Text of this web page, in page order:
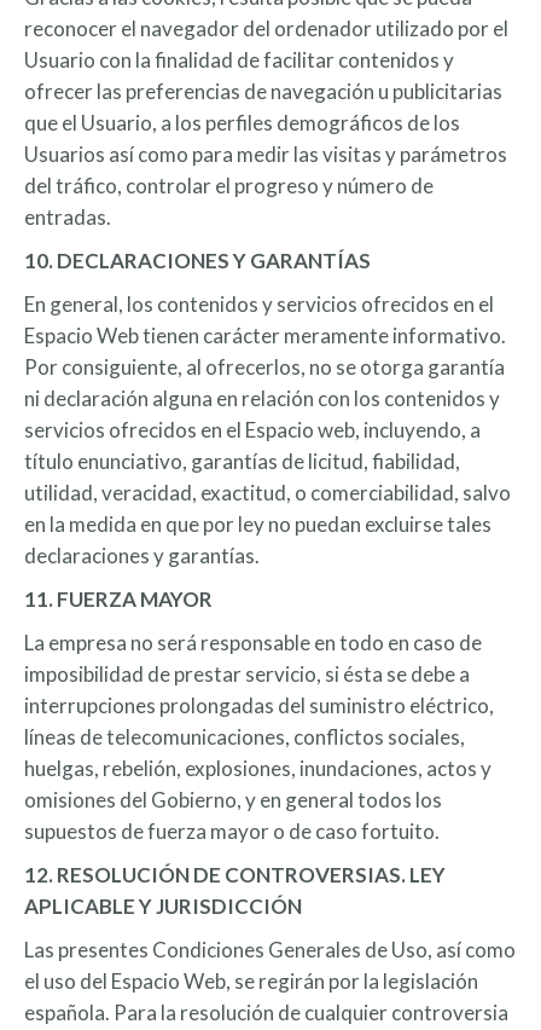
reconocer el navegador del ordenador utilizado por el
Usuario con la finalidad de facilitar contenidos y
ofrecer las preferencias de navegación u publicitarias
que el Usuario, a los perfiles demográficos de los
Usuarios así como para medir las visitas y parámetros
del tráfico, controlar el progreso y número de
entradas.
10. DECLARACIONES Y GARANTÍAS
En general, los contenidos y servicios ofrecidos en el
Espacio Web tienen carácter meramente informativo.
Por consiguiente, al ofrecerlos, no se otorga garantía
ni declaración alguna en relación con los contenidos y
servicios ofrecidos en el Espacio web, incluyendo, a
título enunciativo, garantías de licitud, fiabilidad,
utilidad, veracidad, exactitud, o comerciabilidad, salvo
en la medida en que por ley no puedan excluirse tales
declaraciones y garantías.
11. FUERZA MAYOR
La empresa no será responsable en todo en caso de
imposibilidad de prestar servicio, si ésta se debe a
interrupciones prolongadas del suministro eléctrico,
líneas de telecomunicaciones, conflictos sociales,
huelgas, rebelión, explosiones, inundaciones, actos y
omisiones del Gobierno, y en general todos los
supuestos de fuerza mayor o de caso fortuito.
12. RESOLUCIÓN DE CONTROVERSIAS. LEY
APLICABLE Y JURISDICCIÓN
Las presentes Condiciones Generales de Uso, así como
el uso del Espacio Web, se regirán por la legislación
española. Para la resolución de cualquier controversia